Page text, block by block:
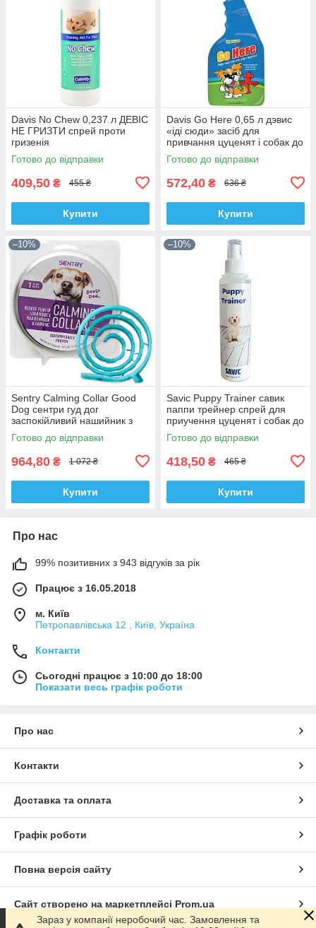
Davis No Chew 0,237 л ДЕВІС
НЕ ГРИЗТИ спрей проти
гризенія
Готово до відправки
409,50 ₴ 455 ₴
Купити
Davis Go Here 0,65 л дэвис
«іді сюди» засіб для
привчання цуценят і собак до
туалету, спрей
Готово до відправки
572,40 ₴ 636 ₴
Купити
–10%
Sentry Calming Collar Good
Dog сентри гуд дог
заспокійливий нашийник з
феромонами для собак
Готово до відправки
964,80 ₴ 1 072 ₴
Купити
–10%
Savic Puppy Trainer савик
паппи трейнер спрей для
приучення цуценят і собак до
туалету
Готово до відправки
418,50 ₴ 465 ₴
Купити
Про нас
99% позитивних з 943 відгуків за рік
Працює з 16.05.2018
м. Київ
Петропавлівська 12 , Київ, Україна
Контакти
Сьогодні працює з 10:00 до 18:00
Показати весь графік роботи
Про нас
Контакти
Доставка та оплата
Графік роботи
Повна версія сайту
Сайт створено на маркетплейсі Prom.ua
Зараз у компанії неробочий час. Замовлення та